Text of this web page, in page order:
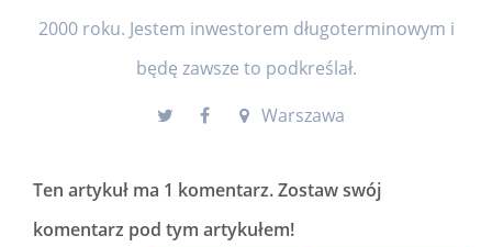
2000 roku. Jestem inwestorem długoterminowym i
będę zawsze to podkreślał.
Warszawa
Ten artykuł ma 1 komentarz. Zostaw swój
komentarz pod tym artykułem!